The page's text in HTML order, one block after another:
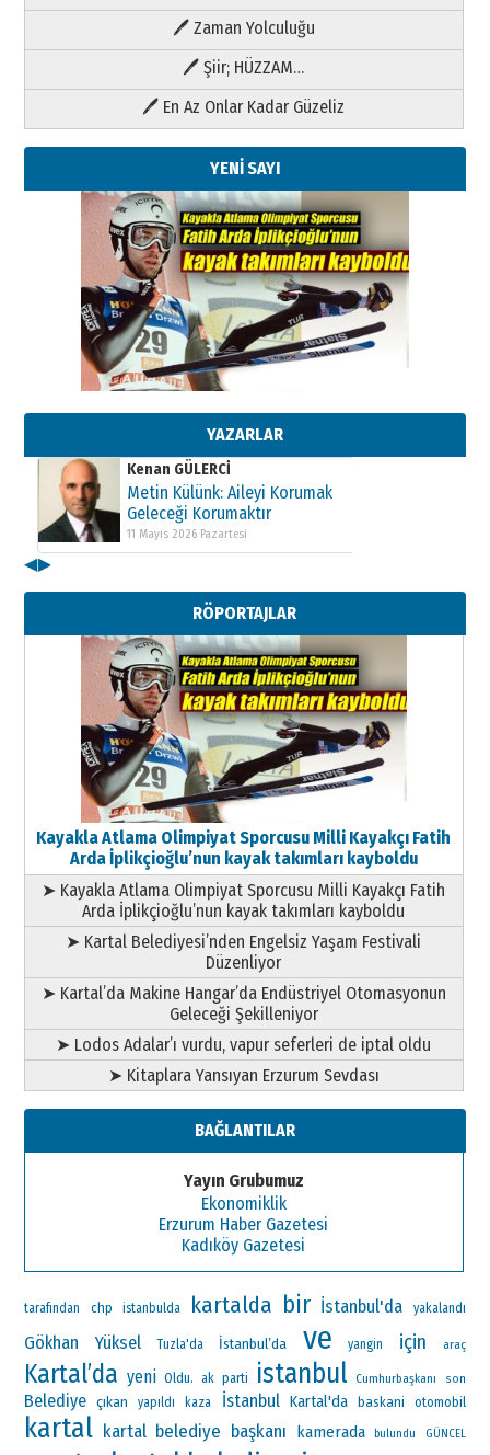
🖊 Zaman Yolculuğu
🖊 Şiir; HÜZZAM…
🖊 En Az Onlar Kadar Güzeliz
YENİ SAYI
YAZARLAR
Kenan GÜLERCİ
Metin Külünk: Aileyi Korumak
Geleceği Korumaktır
11 Mayıs 2026 Pazartesi
Kenan GÜLERCİ
Metin Külünk: Aileyi Korumak
Geleceği Korumaktır
11 Mayıs 2026 Pazartesi
Metin Külünk: Aileyi Korumak
Geleceği Korumaktır
11 Mayıs 2026 Pazartesi
◀▶
RÖPORTAJLAR
Kayakla Atlama Olimpiyat Sporcusu Milli Kayakçı Fatih
Arda İplikçioğlu’nun kayak takımları kayboldu
➤ Kayakla Atlama Olimpiyat Sporcusu Milli Kayakçı Fatih
Arda İplikçioğlu’nun kayak takımları kayboldu
➤ Kartal Belediyesi’nden Engelsiz Yaşam Festivali
Düzenliyor
➤ Kartal’da Makine Hangar’da Endüstriyel Otomasyonun
Geleceği Şekilleniyor
➤ Lodos Adalar’ı vurdu, vapur seferleri de iptal oldu
➤ Kitaplara Yansıyan Erzurum Sevdası
BAĞLANTILAR
Yayın Grubumuz
Ekonomiklik
Erzurum Haber Gazetesi
Kadıköy Gazetesi
tarafından chp istanbulda kartalda bir İstanbul'da yakalandı
Gökhan Yüksel Tuzla'da İstanbul’da ve yangin için araç
Kartal’da yeni Oldu. ak parti istanbul Cumhurbaşkanı son
Belediye çıkan yapıldı kaza İstanbul Kartal'da baskani otomobil
kartal kartal belediye başkanı kamerada bulundu GÜNCEL